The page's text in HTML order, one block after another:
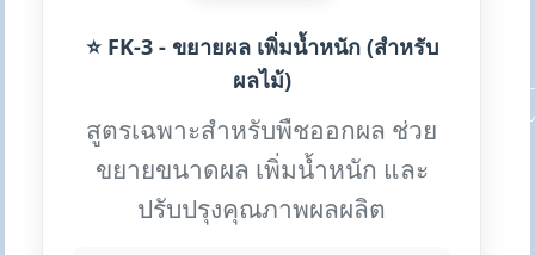
⭐ FK-3 - ขยายผล เพิ่มน้ำหนัก (สำหรับ
ผลไม้)
สูตรเฉพาะสำหรับพืชออกผล ช่วย
ขยายขนาดผล เพิ่มน้ำหนัก และ
ปรับปรุงคุณภาพผลผลิต